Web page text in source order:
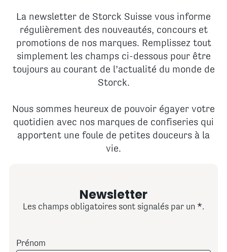
La newsletter de Storck Suisse vous informe
régulièrement des nouveautés, concours et
promotions de nos marques. Remplissez tout
simplement les champs ci-dessous pour être
toujours au courant de l’actualité du monde de
Storck.
Nous sommes heureux de pouvoir égayer votre
quotidien avec nos marques de confiseries qui
apportent une foule de petites douceurs à la
vie.
Newsletter
Les champs obligatoires sont signalés par un .
Prénom